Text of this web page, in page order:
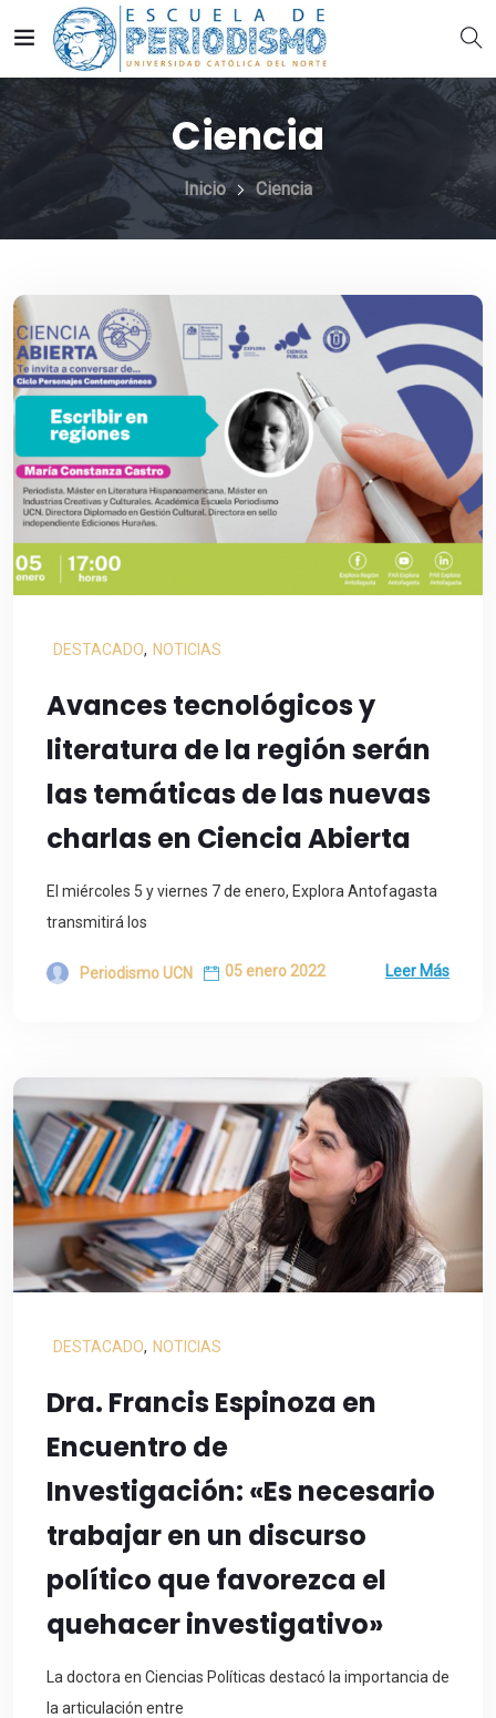
Ciencia
Inicio Ciencia
DESTACADO, NOTICIAS
Avances tecnológicos y
literatura de la región serán
las temáticas de las nuevas
charlas en Ciencia Abierta
El miércoles 5 y viernes 7 de enero, Explora Antofagasta
transmitirá los
Periodismo UCN 05 enero 2022 Leer Más
DESTACADO, NOTICIAS
Dra. Francis Espinoza en
Encuentro de
Investigación: «Es necesario
trabajar en un discurso
político que favorezca el
quehacer investigativo»
La doctora en Ciencias Políticas destacó la importancia de
la articulación entre